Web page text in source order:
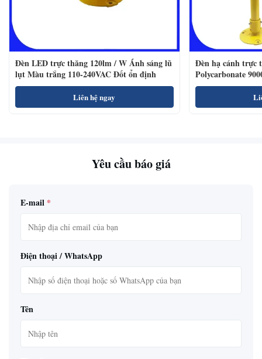
Đèn LED trực thăng 120lm / W Ánh sáng lũ
lụt Màu trắng 110-240VAC Đốt ổn định
Liên hệ ngay
Đèn hạ cánh trực
Polycarbonate
Yêu cầu báo giá
E-mail *
Điện thoại / WhatsApp
Tên